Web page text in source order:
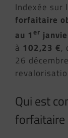
Indexée sur
forfaitaire
au 1 er
à 102,23 €,
26
Qui est
forfaitaire